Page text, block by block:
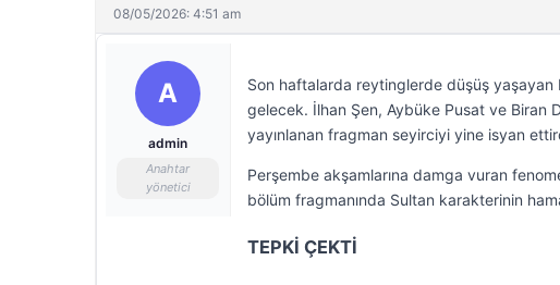
08/05/2026: 4:51 am
A
admin
Anahtar
yönetici
Son haftalarda reytinglerde düşüş yaşayan
gelecek. İlhan Şen, Aybüke Pusat ve Biran
yayınlanan fragman seyirciyi yine isyan
Perşembe akşamlarına damga vuran
bölüm fragmanında Sultan karakterinin
TEPKİ ÇEKTİ